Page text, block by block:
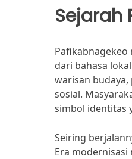
Sejarah
Pafikabnagekeo
dari bahasa
warisan
sosial.
simbol identitas
Seiring
Era